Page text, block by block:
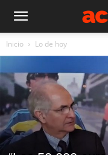
Inicio Lo de hoy